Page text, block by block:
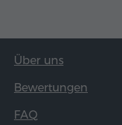
Über uns
Bewertungen
FAQ